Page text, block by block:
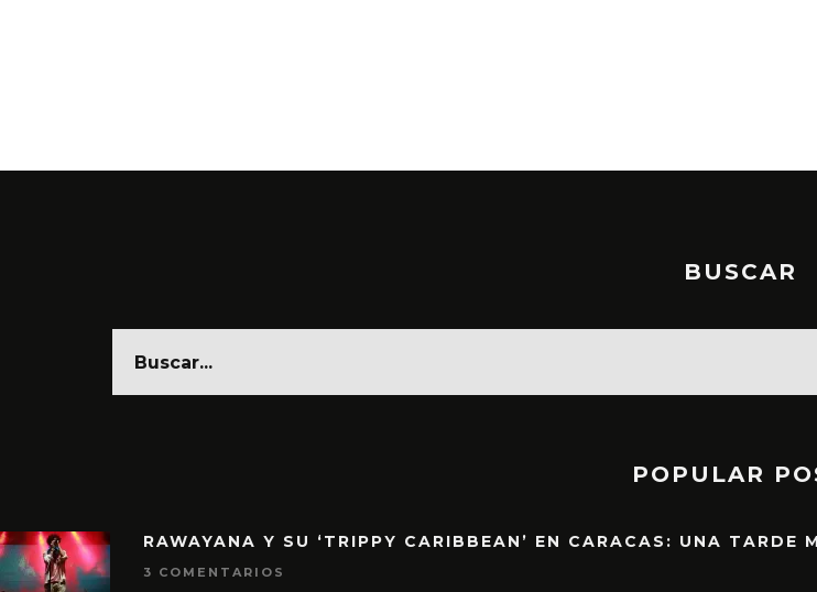
BUSCAR
POPULAR
RAWAYANA Y SU ‘TRIPPY CARIBBEAN’ EN CARACAS: UNA TARDE
3 COMENTARIOS